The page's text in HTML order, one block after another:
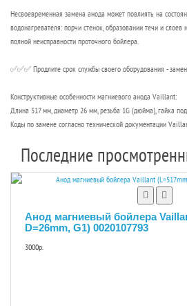
Несвоевременная замена анода может повлиять на
водонагревателя: порчи стенок, образовании течи и
полной неисправности проточного бойлера.
✅✅✅ Продлите срок службы своего оборудования -
Конструктивные особенности магниевого анода Vaillant:
Длина 517 мм, диаметр 26 мм, резьба 1G (дюйма), гайка
Коды по замене согласно технической документации
Последние
Анод магниевый бойлера
D=26mm, G1) 0020107793
3000р.